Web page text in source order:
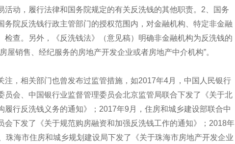
活动，履行法律和国务院规定的有关反洗钱的其他职责。2、国务
务院反洗钱行政主管部门的授权范围内，对金融机构、特定非金融
检查。另外，《反洗钱法》（意见稿）明确非金融机构为反洗钱的
屋销售、经纪服务的房地产开发企业或者房地产中介机构”。
注，相关部门也曾发布过监管措施，如2017年4月，中国人民银行
员会、中国银行业监督管理委员会北京监管局联合下发了《关于北
履行反洗钱义务的通知》；2017年9月，住房和城乡建设部联合中
会下发了《关于规范购房融资和加强反洗钱工作的通知》；2018年
珠海市住房和城乡规划建设局下发了《关于珠海市房地产开发企业